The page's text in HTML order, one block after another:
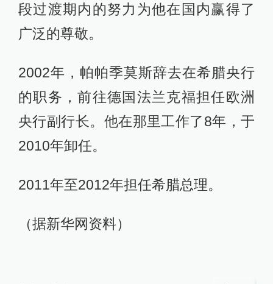
段过渡期内的努力为他在国内赢得了
广泛的尊敬。
2002年，帕帕季莫斯辞去在希腊央行
的职务，前往德国法兰克福担任欧洲
央行副行长。他在那里工作了8年，于
2010年卸任。
2011年至2012年担任希腊总理。
（据新华网资料）